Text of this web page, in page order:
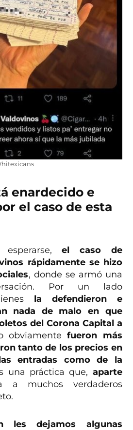
enardecido e
el caso de esta
el caso de
rápidamente se hizo
, donde se armó una
Por un lado
la defendieron e
nada de malo en que
del Corona Capital a
obviamentefueron más
tanto de los precios en
entradas como de la
una práctica que, aparte
a muchos verdaderos
les dejamos algunas